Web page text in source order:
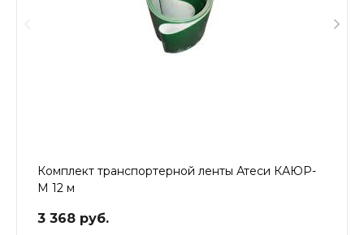
Комплект транспортерной ленты Атеси КАЮР-
М 12 м
3 368 руб.